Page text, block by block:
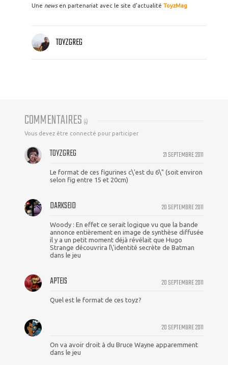
Une news en partenariat avec le site d'actualité ToyzMag
TOYZGREG
COMMENTAIRES (4)
Vous devez être connecté pour participer
21 SEPTEMBRE 2011
TOYZGREG
Le format de ces figurines c\'est du 6\" (soit environ
selon fig entre 15 et 20cm)
20 SEPTEMBRE 2011
DARKSEID
Woody : En effet ce serait logique vu que la bande
annonce entièrement en image de synthèse diffusée
il y a un petit moment déjà révélait que Hugo
Strange découvrira l\'identité secrète de Batman
dans le jeu
20 SEPTEMBRE 2011
APTEIS
Quel est le format de ces toyz?
20 SEPTEMBRE 2011
On va avoir droit à du Bruce Wayne apparemment
dans le jeu